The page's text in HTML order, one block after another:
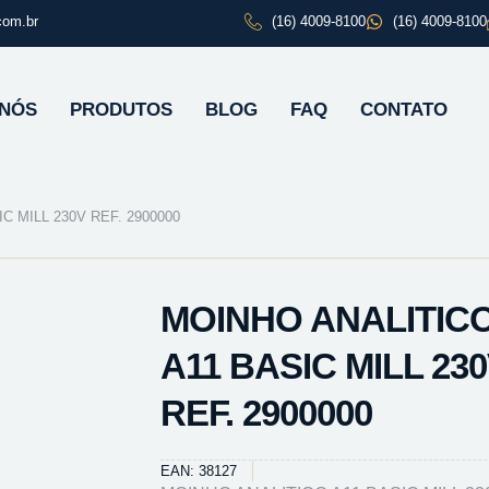
(16) 4009-8100 (16) 4009-8100
PRODUTOS BLOG FAQ CONTATO
MILL 230V REF. 2900000
MOINHO
A11 BASIC MILL
REF. 2900000
EAN: 38127